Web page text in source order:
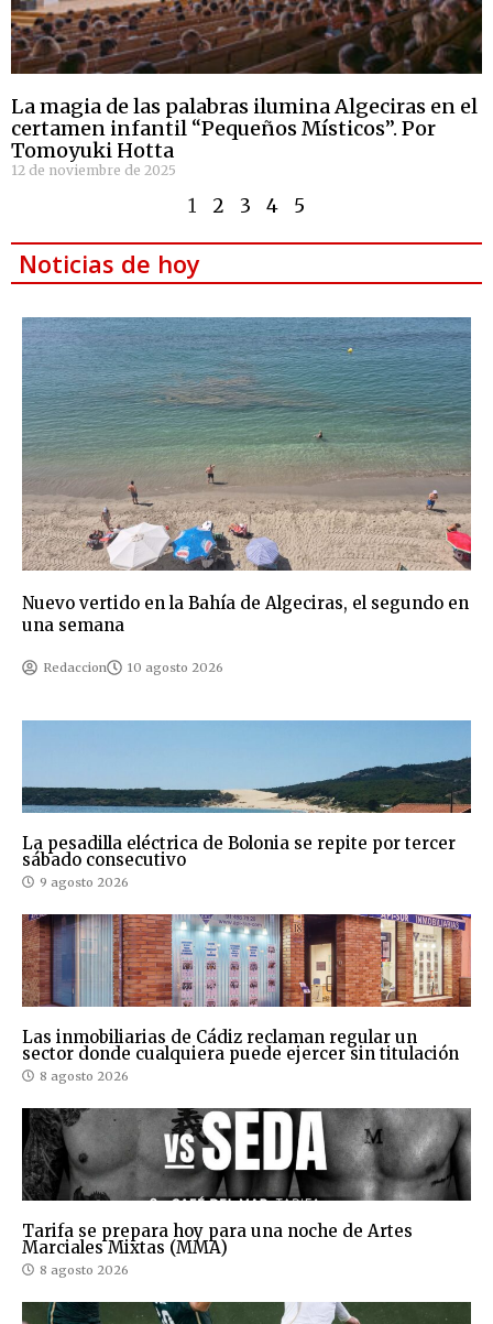
La magia de las palabras ilumina Algeciras en el
certamen infantil “Pequeños Místicos”. Por
Tomoyuki Hotta
12 de noviembre de 2025
1 2 3 4 5
Noticias de hoy
Nuevo vertido en la Bahía de Algeciras, el segundo en
una semana
Redaccion 10 agosto 2026
La pesadilla eléctrica de Bolonia se repite por tercer
sábado consecutivo
9 agosto 2026
Las inmobiliarias de Cádiz reclaman regular un
sector donde cualquiera puede ejercer sin titulación
8 agosto 2026
Tarifa se prepara hoy para una noche de Artes
Marciales Mixtas (MMA)
8 agosto 2026